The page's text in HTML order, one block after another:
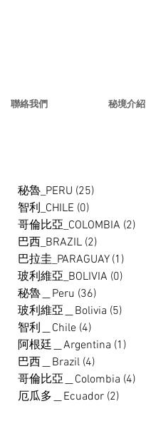
聯絡我們 秘境介紹
秘魯_PERU (25)
智利_CHILE (0)
哥倫比亞_COLOMBIA (2)
巴西_BRAZIL (2)
巴拉圭_PARAGUAY (1)
玻利維亞_BOLIVIA (0)
秘魯＿Peru (36)
玻利維亞＿Bolivia (5)
智利＿Chile (4)
阿根廷＿Argentina (1)
巴西＿Brazil (4)
哥倫比亞＿Colombia (4)
厄瓜多＿Ecuador (2)